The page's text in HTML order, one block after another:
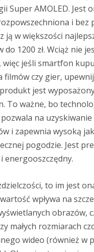
Super AMOLED. Jest
i bez
ją w większości
do 1200 zł. Wciąż nie
więc jeśli smartfon
filmów czy gier,
jest
To ważne, bo
na
i zapewnia wysoką
pogodzie. Jest
energooszczędny.
to im jest
wpływa na
obrazów,
małych rozmiarach
wideo (również w